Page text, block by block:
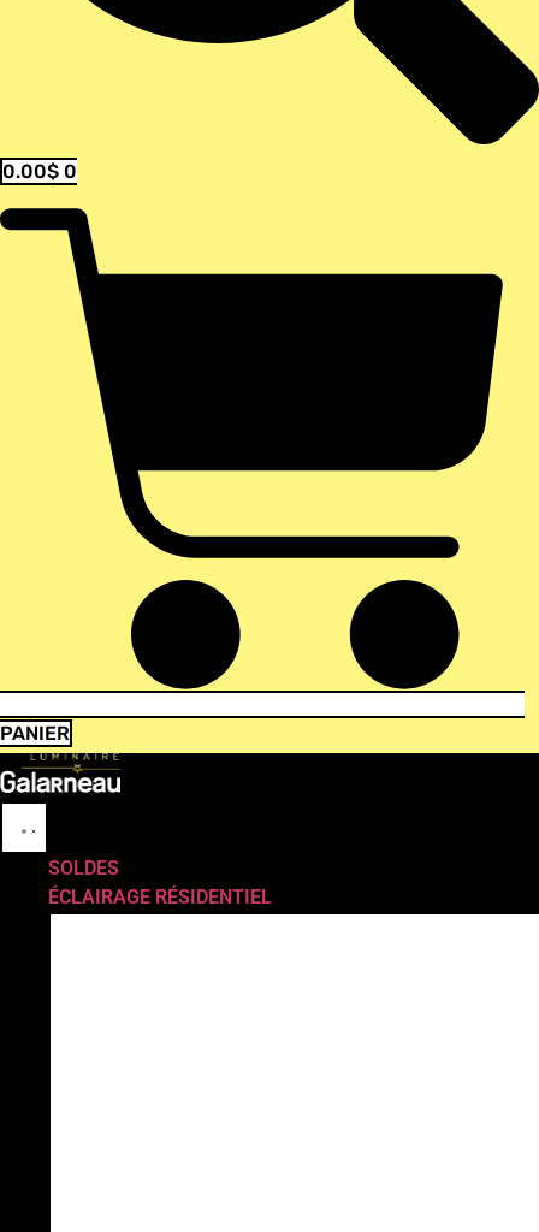
0.00$ 0
PANIER
SOLDES
ÉCLAIRAGE RÉSIDENTIEL